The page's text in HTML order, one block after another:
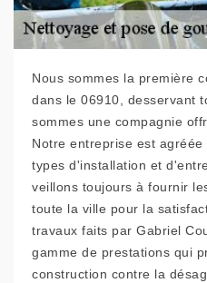
Nous sommes la première
dans le 06910, desservant
sommes une compagnie
Notre entreprise est
types d'installation et
veillons toujours à fournir
toute la ville pour la
travaux faits par Gabriel
gamme de prestations qui
construction contre la